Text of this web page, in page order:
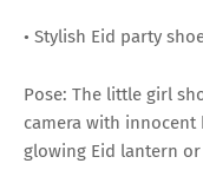
• Stylish Eid party
Pose: The little girl
camera with
glowing Eid lantern